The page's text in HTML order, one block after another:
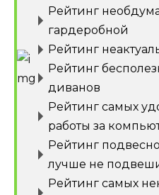
Рейтинг
гардеробной
Рейтинг
Рейтинг
диванов
Рейтинг самых
работы за
Рейтинг
лучше не
Рейтинг самых